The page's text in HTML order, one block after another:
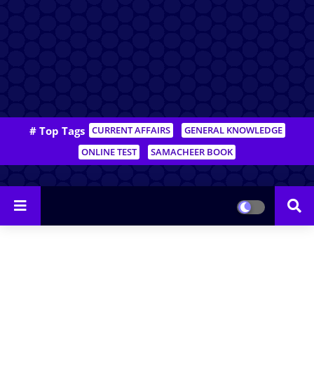
# Top Tags CURRENT AFFAIRS
GENERAL KNOWLEDGE
ONLINE TEST
SAMACHEER BOOK